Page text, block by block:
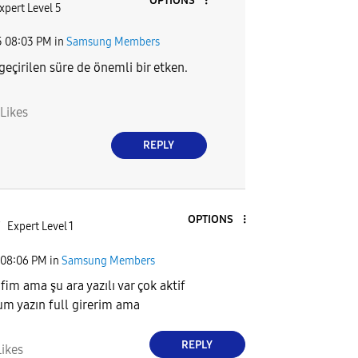
Level 5
08:03 PM in Samsung Members
süre de önemli bir etken.
Likes
REPLY
Expert Level 1
OPTIONS
08:06 PM in Samsung Members
ama şu ara yazılı var çok aktif
yazın full girerim ama
REPLY